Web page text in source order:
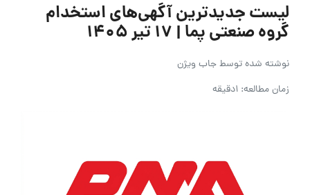
لیست جدیدترین آگهی‌های استخدام
گروه صنعتی پما | ۱۷ تیر ۱۴۰۵
نوشته شده توسطجاب ویژن
زمان مطالعه: 1دقیقه